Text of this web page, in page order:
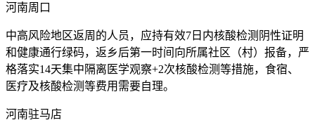
河南周口
中高风险地区返周的人员，应持有效7日内核酸检测阴性证明
和健康通行绿码，返乡后第一时间向所属社区（村）报备，严
格落实14天集中隔离医学观察+2次核酸检测等措施，食宿、
医疗及核酸检测等费用需要自理。
河南驻马店